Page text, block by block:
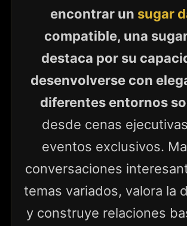
encontrar un sugar
compatible, una
destaca por su
desenvolverse con
diferentes entornos
desde cenas
eventos exclusivos.
conversaciones
temas variados, valora la
y construye relaciones